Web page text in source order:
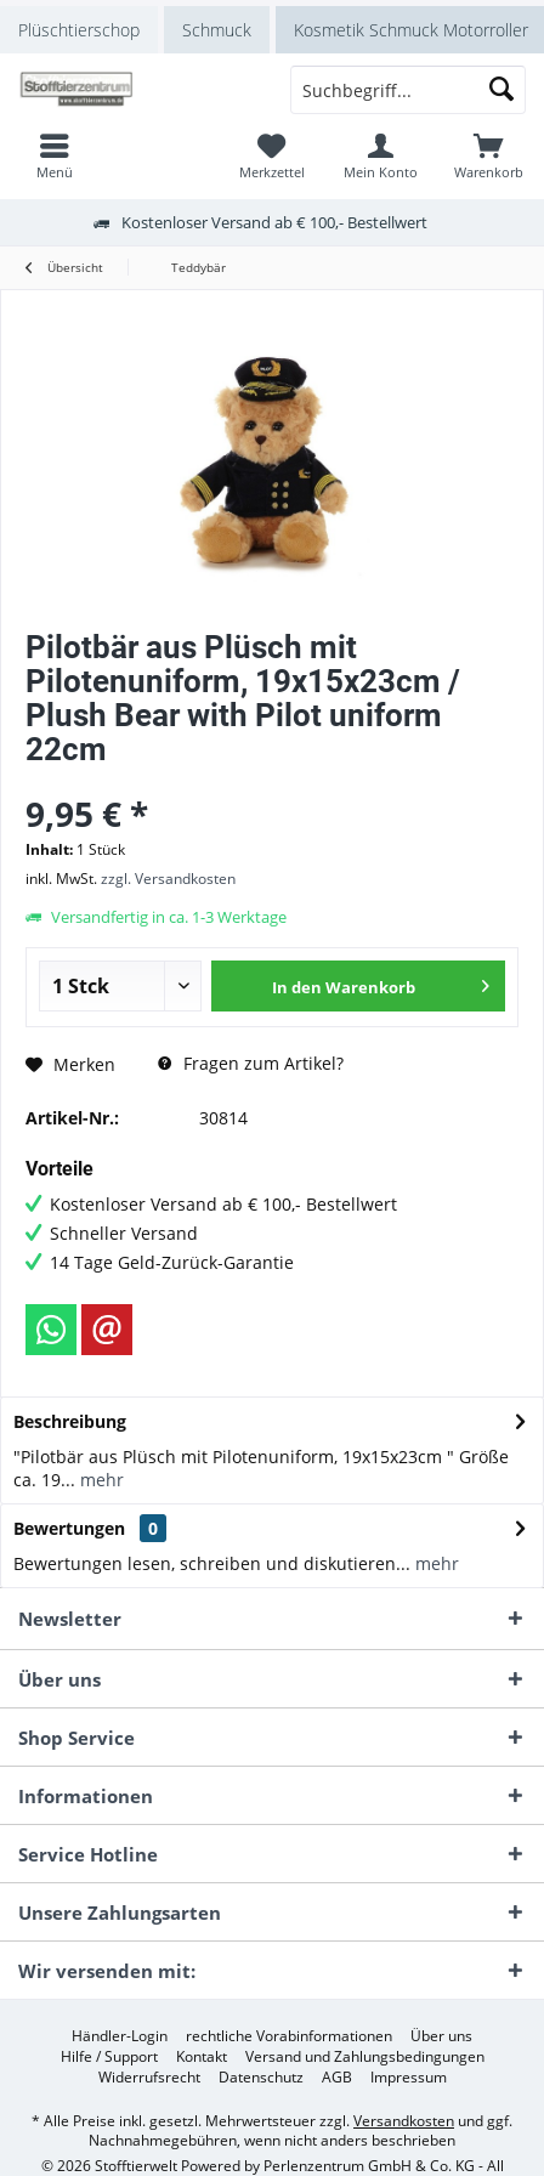
Plüschtierschop Schmuck Kosmetik Schmuck Motorroller
Menü Warenkorb
Merkzettel Mein Konto
Kostenloser Versand ab € 100,- Bestellwert
Übersicht Teddybär
Pilotbär aus Plüsch mit
Pilotenuniform, 19x15x23cm /
Plush Bear with Pilot uniform
22cm
9,95 € *
Inhalt: 1 Stück
inkl. MwSt.zzgl. Versandkosten
Versandfertig in ca. 1-3 Werktage
In den Warenkorb
Merken Fragen zum Artikel?
Artikel-Nr.: 30814
Vorteile
Kostenloser Versand ab € 100,- Bestellwert
Schneller Versand
14 Tage Geld-Zurück-Garantie
Beschreibung
"Pilotbär aus Plüsch mit Pilotenuniform, 19x15x23cm " Größe
ca. 19... mehr
Bewertungen
0
Bewertungen lesen, schreiben und diskutieren... mehr
Newsletter
Über uns
Shop Service
Informationen
Service Hotline
Unsere Zahlungsarten
Wir versenden mit:
Händler-Login rechtliche Vorabinformationen
Über uns
Hilfe / Support
Kontakt
Versand und Zahlungsbedingungen
Widerrufsrecht
Datenschutz AGB Impressum
* Alle Preise inkl. gesetzl. Mehrwertsteuer zzgl.Versandkosten und ggf.
Nachnahmegebühren, wenn nicht anders beschrieben
© 2026 Stofftierwelt Powered by Perlenzentrum GmbH & Co. KG - All